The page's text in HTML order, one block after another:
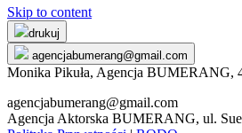
Skip to content
drukuj
agencjabumerang@gmail.com
Monika Pikuła, Agencja BUMERANG,
agencjabumerang@gmail.com
Agencja Aktorska BUMERANG, ul.